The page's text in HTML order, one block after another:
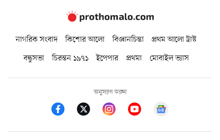
নাগরিক সংবাদ কিশোর আলো বিজ্ঞানচিন্তা
প্রথম আলো ট্রাস্ট
বন্ধুসভা
চিরন্তন ১৯৭১ ইপেপার প্রথমা মোবাইল ভ্যাস
অনুসরণ করুন